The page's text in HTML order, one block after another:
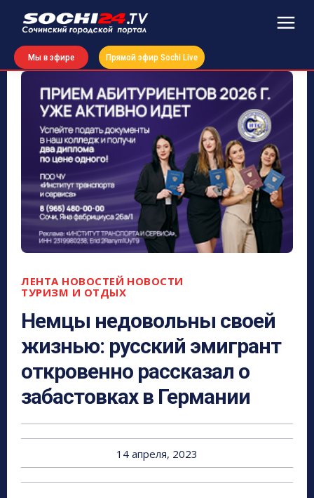
Мы в эфире Прямой эфир Sochi Live
ЛЕНТА НОВОСТЕЙ НОВОСТИ
ТУРИЗМ И ОТДЫХ
Немцы недовольны своей
жизнью: русский эмигрант
откровенно рассказал о
забастовках в Германии
14 апреля, 2023